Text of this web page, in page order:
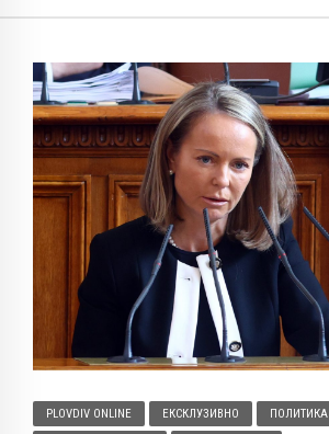
PLOVDIV ONLINE ЕКСКЛУЗИВНО ПОЛИТИКА